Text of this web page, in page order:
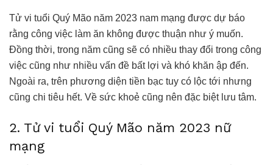
Tử vi tuổi Quý Mão năm 2023 nam mạng được dự báo
rằng công việc làm ăn không được thuận như ý muốn.
Đồng thời, trong năm cũng sẽ có nhiều thay đổi trong công
việc cũng như nhiều vấn đề bất lợi và khó khăn ập đến.
Ngoài ra, trên phương diện tiền bạc tuy có lộc tới nhưng
cũng chi tiêu hết. Về sức khoẻ cũng nên đặc biệt lưu tâm.
2. Tử vi tuổi Quý Mão năm 2023 nữ
mạng